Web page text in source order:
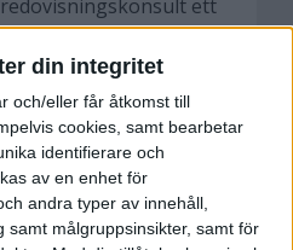
din integritet
och/eller får åtkomst till
cookies, samt bearbetar
identifierare och
av en enhet för
andra typer av innehåll,
samt målgruppsinsikter, samt för
ett
kallar alla som
'revisor'. Det är flera av
revisor, och jag ser
en del papper *till
varken kallar mig